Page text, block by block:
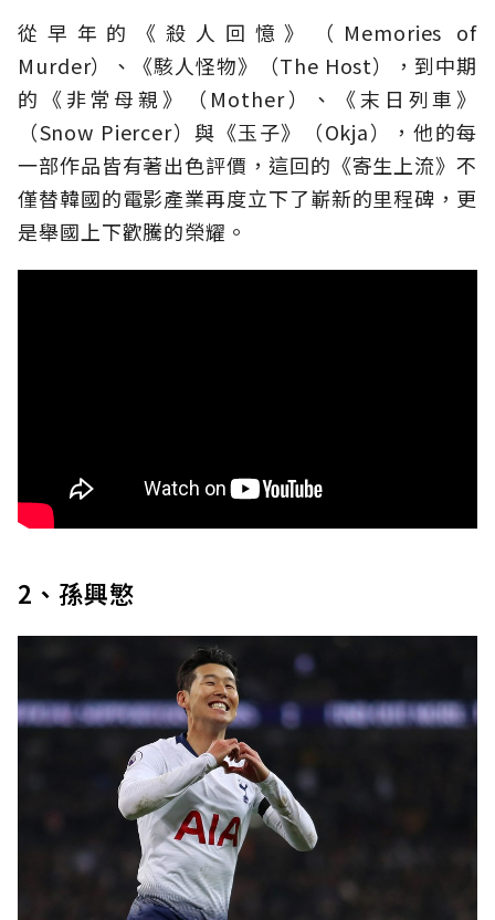
從早年的《殺人回憶》（Memories of
Murder）、《駭人怪物》（The Host），到中期
的《非常母親》（Mother）、《末日列車》
（Snow Piercer）與《玉子》（Okja），他的每
一部作品皆有著出色評價，這回的《寄生上流》不
僅替韓國的電影產業再度立下了嶄新的里程碑，更
是舉國上下歡騰的榮耀。
2、孫興慜